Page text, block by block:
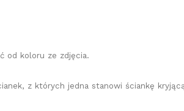
od koloru ze zdjęcia.
z których jedna stanowi ściankę